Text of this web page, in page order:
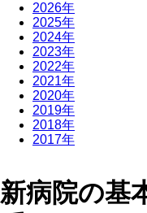
2026年
2025年
2024年
2023年
2022年
2021年
2020年
2019年
2018年
2017年
新病院の基